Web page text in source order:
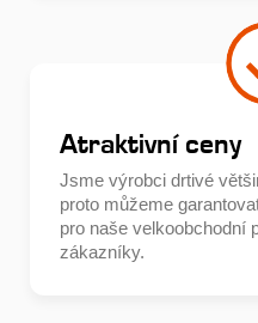
Atraktivní ceny
Jsme výrobci drtivé
proto můžeme
pro naše velkoobchodní
zákazníky.